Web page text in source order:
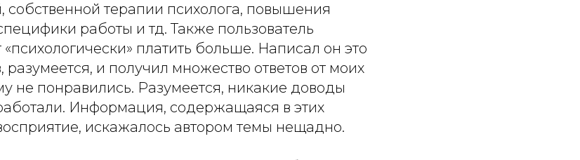
собственной терапии психолога, повышения
работы и тд. Также пользователь
платить больше. Написал он это
и получил множество ответов от моих
не понравились. Разумеется, никакие доводы
Информация, содержащаяся в этих
искажалось автором темы нещадно.